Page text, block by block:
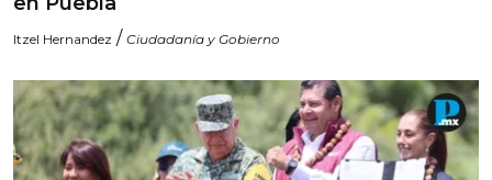
Itzel Hernandez / Ciudadanía y Gobierno